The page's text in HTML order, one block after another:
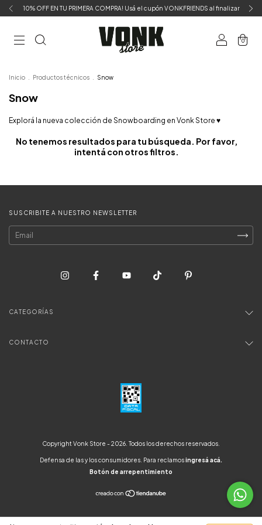
10% OFF EN TU PRIMERA COMPRA! Usá el cupón VONKFRIENDS al finalizar
0
Inicio Productos técnicos Snow
Snow
Explorá la nueva colección de Snowboarding en Vonk Store ♥
No tenemos resultados para tu búsqueda. Por favor,
intentá con otros filtros.
SUSCRIBITE A NUESTRO NEWSLETTER
CATEGORÍAS
CONTACTO
Copyright Vonk Store - 2026. Todos los derechos reservados.
Defensa de las y los consumidores. Para reclamosingresá acá.
Botón de arrepentimiento